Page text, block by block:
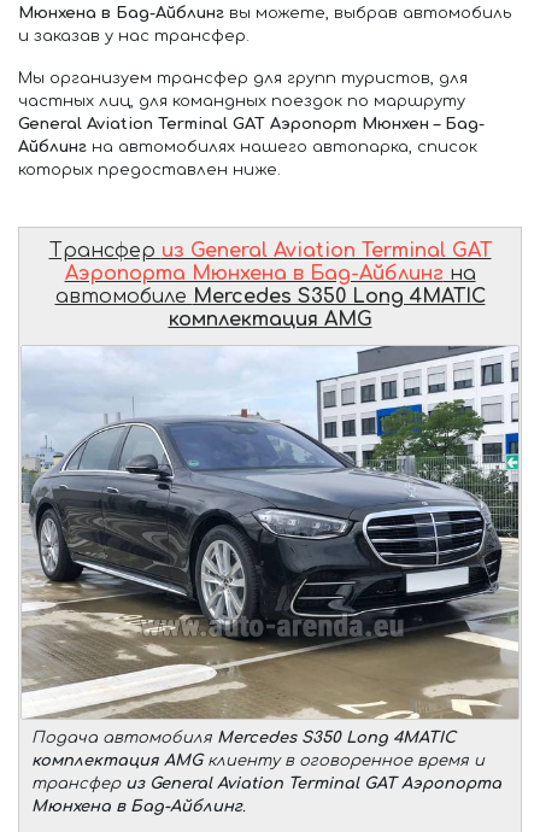
Мюнхена в Бад-Айблинг вы можете, выбрав автомобиль
и заказав у нас трансфер.
Мы организуем трансфер для групп туристов, для
частных лиц, для командных поездок по маршруту
General Aviation Terminal GAT Аэропорт Мюнхен – Бад-
Айблинг на автомобилях нашего автопарка, список
которых предоставлен ниже.
Трансфер из General Aviation Terminal GAT
Аэропорта Мюнхена в Бад-Айблинг на
автомобиле Mercedes S350 Long 4MATIC
комплектация AMG
Подача автомобиля Mercedes S350 Long 4MATIC
комплектация AMGклиенту в оговоренное время и
трансфер из General Aviation Terminal GAT Аэропорта
Мюнхена в Бад-Айблинг.